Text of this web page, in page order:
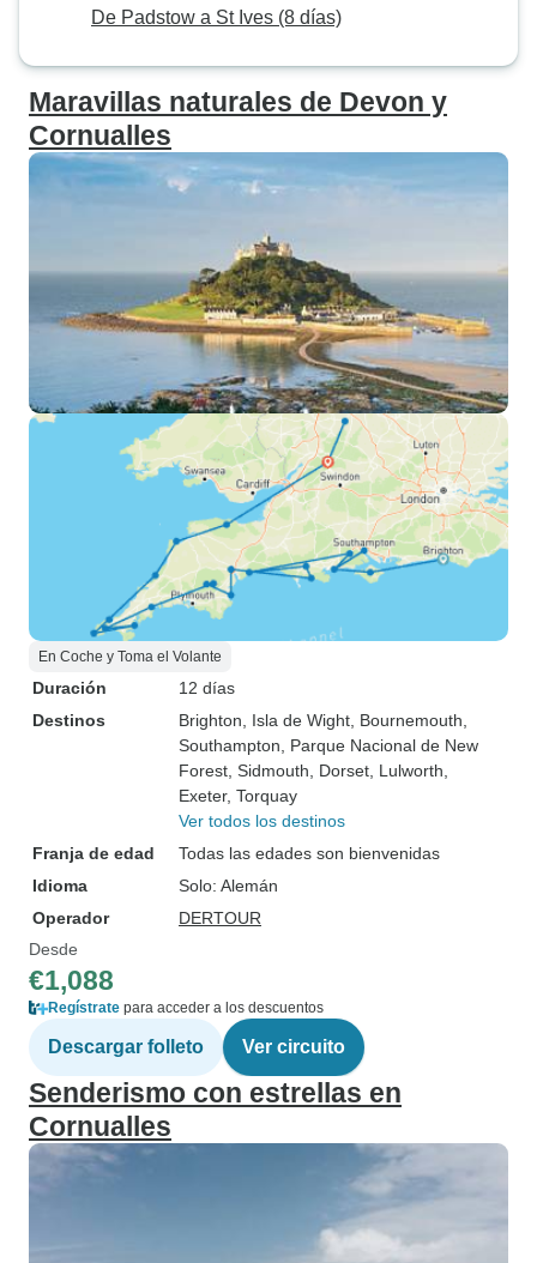
De Padstow a St Ives (8 días)
Maravillas naturales de Devon y
Cornualles
En Coche y Toma el Volante
Duración
12 días
Destinos
Brighton , Isla de Wight , Bournemouth
Southampton , Parque Nacional de New
Forest , Sidmouth , Dorset , Lulworth
Exeter, Torquay
Ver todos los destinos
Franja de edad
Todas las edades son bienvenidas
Idioma
Solo: Alemán
Operador
DERTOUR
Desde
€1,088
Regístrate para acceder a los descuentos
Descargar folleto Ver circuito
Senderismo con estrellas en
Cornualles